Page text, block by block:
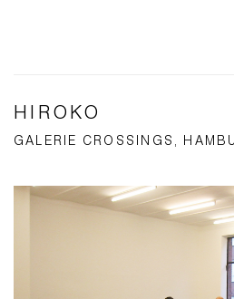
HIROKO
GALERIE CROSSINGS,